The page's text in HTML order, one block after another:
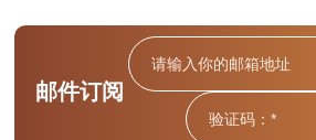
邮件订阅